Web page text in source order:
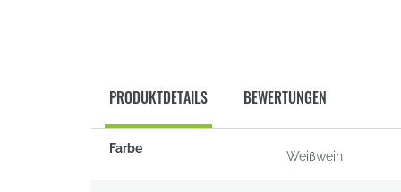
PRODUKTDETAILS BEWERTUNGEN
Farbe
Weißwein